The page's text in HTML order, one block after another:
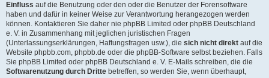
Einfluss auf die Benutzung oder den oder die Benutzer der Forensoftware
haben und dafür in keiner Weise zur Verantwortung herangezogen werden
können. Kontaktieren Sie daher nie phpBB Limited oder phpBB Deutschland
e. V. in Zusammenhang mit jeglichen juristischen Fragen
(Unterlassungserklärungen, Haftungsfragen usw.), die sich nicht direkt auf die
Website phpbb.com, phpbb.de oder die phpBB-Software selbst beziehen. Falls
Sie phpBB Limited oder phpBB Deutschland e. V. E-Mails schreiben, die die
Softwarenutzung durch Dritte betreffen, so werden Sie, wenn überhaupt,